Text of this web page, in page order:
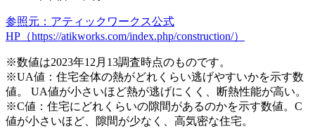
参照元：アティックワークス公式
HP（https://atikworks.com/index.php/construction/）
※数値は2023年12月13調査時点のものです。
※UA値：住宅全体の熱がどれくらい逃げやすいかを示す数
値。 UA値が小さいほど熱が逃げにくく、断熱性能が高い。
※C値：住宅にどれくらいの隙間があるのかを示す数値。C
値が小さいほど、隙間が少なく、高気密な住宅。